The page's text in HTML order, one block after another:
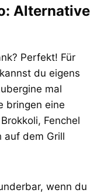
Alternative
Perfekt! Für
du eigens
mal
bringen eine
Fenchel
auf dem Grill
wenn du